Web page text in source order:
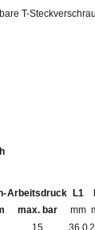
T-
Arbeitsdruck
max. bar
L1
mm